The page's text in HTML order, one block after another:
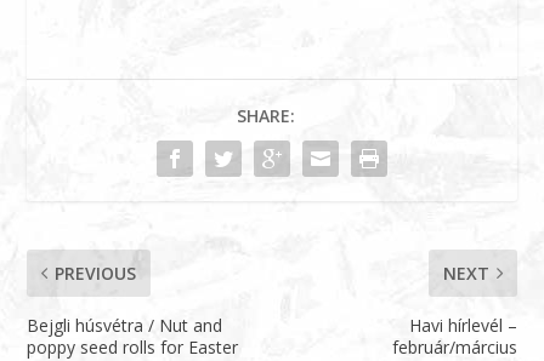
SHARE:
PREVIOUS
Bejgli húsvétra / Nut and
poppy seed rolls for Easter
NEXT
Havi hírlevél –
február/március